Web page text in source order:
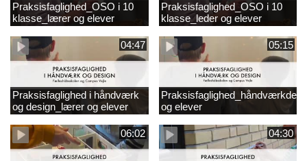
Praksisfaglighed_OSO i 10
klasse_lærer og elever
Praksisfaglighed_OSO i 10
klasse_leder og elever
04:47
Praksisfaglighed i håndværk
og design_lærer og elever
05:15
og elever
06:02 04:30